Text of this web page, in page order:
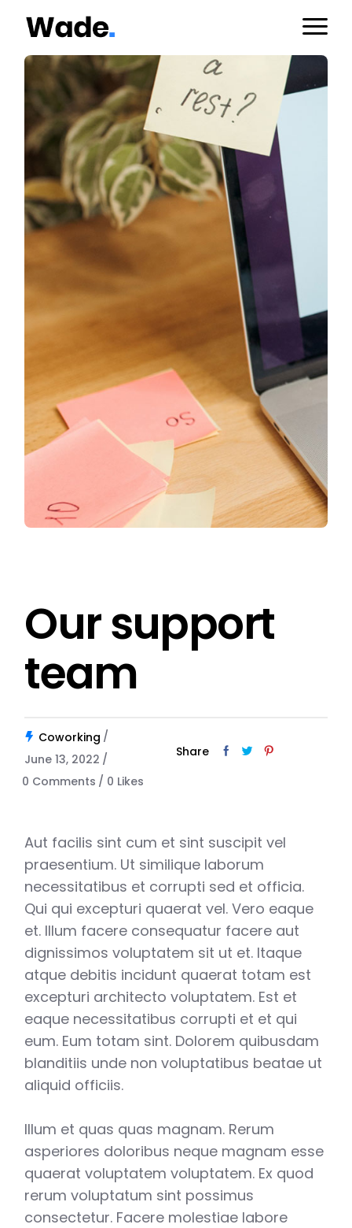
Our support
team
Coworking
June 13, 2022
0 Comments
0 Likes
Share
Aut facilis sint cum et sint suscipit vel
praesentium. Ut similique laborum
necessitatibus et corrupti sed et officia.
Qui qui excepturi quaerat vel. Vero eaque
et. Illum facere consequatur facere aut
dignissimos voluptatem sit ut et. Itaque
atque debitis incidunt quaerat totam est
excepturi architecto voluptatem. Est et
eaque necessitatibus corrupti et et qui
eum. Eum totam sint. Dolorem quibusdam
blanditiis unde non voluptatibus beatae ut
aliquid officiis.
Illum et quas quas magnam. Rerum
asperiores doloribus neque magnam esse
quaerat voluptatem voluptatem. Ex quod
rerum voluptatum sint possimus
consectetur. Facere molestiae labore